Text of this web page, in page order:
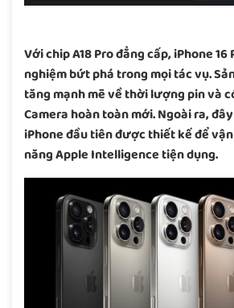
Với chip A18 Pro đẳng cấp, iPhone
nghiệm bứt phá trong mọi tác vụ.
tăng mạnh mẽ về thời lượng pin và
Camera hoàn toàn mới. Ngoài ra,
iPhone đầu tiên được thiết kế để
năng Apple Intelligence tiện dụng.